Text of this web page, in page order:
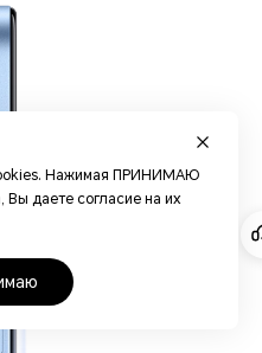
Нажимая ПРИНИМАЮ
даете согласие на их